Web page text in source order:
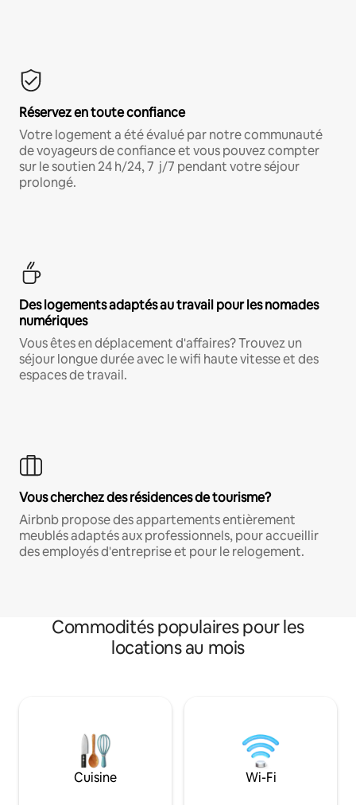
Réservez en toute confiance
Votre logement a été évalué par notre communauté
de voyageurs de confiance et vous pouvez compter
sur le soutien 24 h/24, 7 j/7 pendant votre séjour
prolongé.
Des logements adaptés au travail pour les nomades
numériques
Vous êtes en déplacement d'affaires? Trouvez un
séjour longue durée avec le wifi haute vitesse et des
espaces de travail.
Vous cherchez des résidences de tourisme?
Airbnb propose des appartements entièrement
meublés adaptés aux professionnels, pour accueillir
des employés d'entreprise et pour le relogement.
Commodités populaires pour les
locations au mois
Cuisine Wi-Fi